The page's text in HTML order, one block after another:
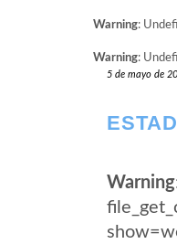
Warning:
Warning:
5 de mayo de
Warning